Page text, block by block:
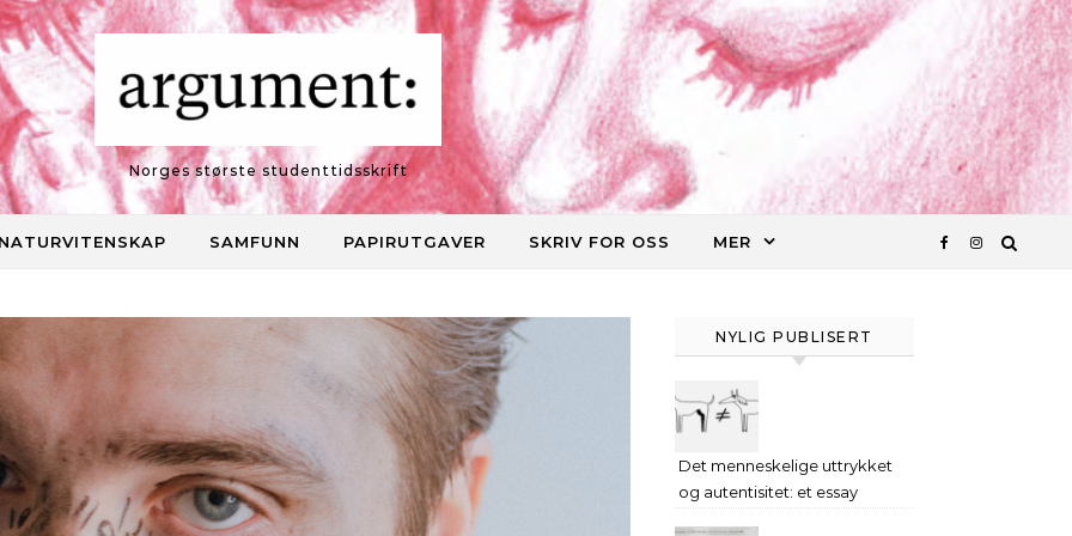
Norges største studenttidsskrift
NATURVITENSKAP SAMFUNN PAPIRUTGAVER SKRIV FOR OSS MER
NYLIG PUBLISERT
Det menneskelige uttrykket
og autentisitet: et essay